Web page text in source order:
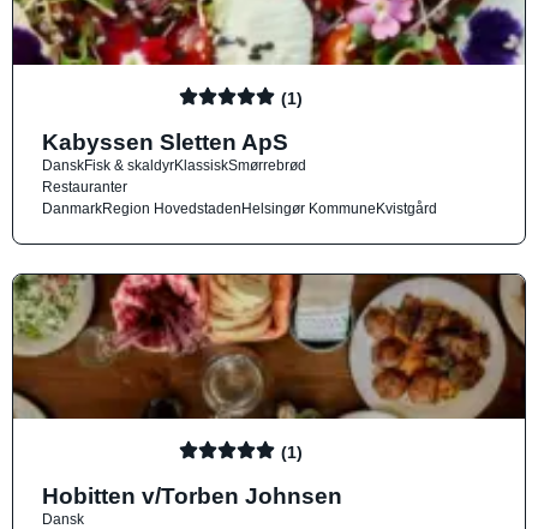
(1)
Kabyssen Sletten ApS
DanskFisk & skaldyrKlassiskSmørrebrød
Restauranter
DanmarkRegion HovedstadenHelsingør KommuneKvistgård
(1)
Hobitten v/Torben Johnsen
Dansk